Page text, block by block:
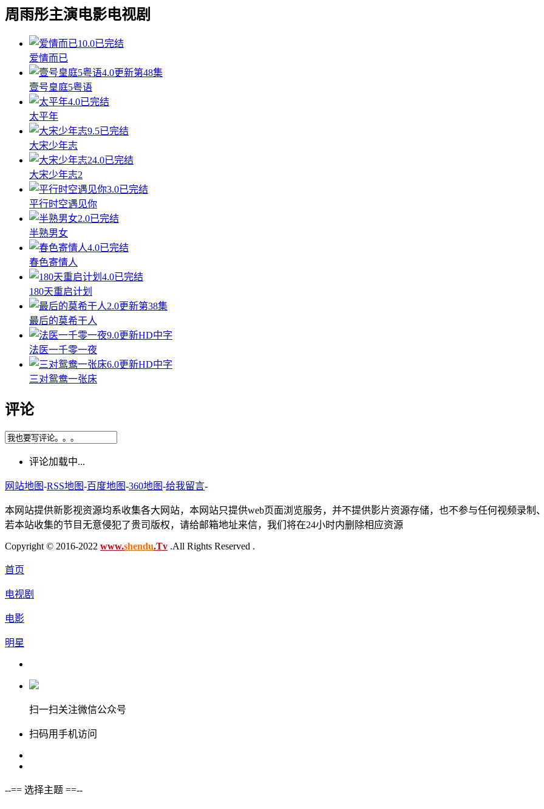
周雨彤主演电影电视剧
10.0已完结
爱情而已
4.0更新第48集
壹号皇庭5粤语
4.0已完结
太平年
9.5已完结
大宋少年志
4.0已完结
大宋少年志2
3.0已完结
平行时空遇见你
2.0已完结
半熟男女
4.0已完结
春色寄情人
4.0已完结
180天重启计划
2.0更新第38集
最后的莫希干人
9.0更新HD中字
法医一千零一夜
6.0更新HD中字
三对鸳鸯一张床
评论
评论加载中...
网站地图-RSS地图-百度地图-360地图-给我留言-
本网站提供新影视资源均系收集各大网站，本网站只提供web页面浏览服务，并不提供影片资源存储，也不参与任何视频录制
若本站收集的节目无意侵犯了贵司版权，请给邮箱地址来信，我们将在24小时内删除相应资源
Copyright © 2016-2022 www.shendu.Tv .All Rights Reserved .
首页
电视剧
电影
明星
扫一扫关注微信公众号
扫码用手机访问
--== 选择主题 ==--